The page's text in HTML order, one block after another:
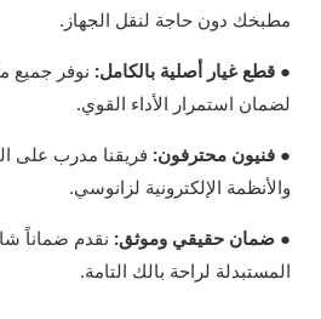
مطبخك دون حاجة لنقل الجهاز.
● قطع غيار أصلية بالكامل: نوفر جميع
لضمان استمرار الأداء القوي.
● فنيون محترفون: فريقنا مدرب على
والأنظمة الإلكترونية لزانوسي.
● ضمان حقيقي وموثق: نقدم ضماناً
المستبدلة لراحة بالك التامة.